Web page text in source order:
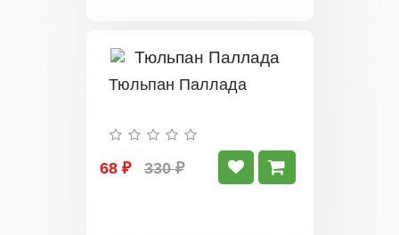
Тюльпан Паллада
68 ₽ 330 ₽